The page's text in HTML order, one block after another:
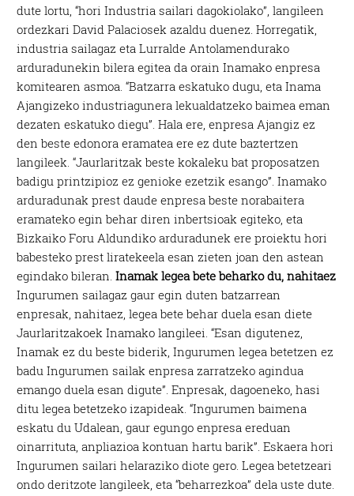
dute lortu, “hori Industria sailari dagokiolako”, langileen
ordezkari David Palaciosek azaldu duenez. Horregatik,
industria sailagaz eta Lurralde Antolamendurako
arduradunekin bilera egitea da orain Inamako enpresa
komitearen asmoa. “Batzarra eskatuko dugu, eta Inama
Ajangizeko industriagunera lekualdatzeko baimea eman
dezaten eskatuko diegu”. Hala ere, enpresa Ajangiz ez
den beste edonora eramatea ere ez dute baztertzen
langileek. “Jaurlaritzak beste kokaleku bat proposatzen
badigu printzipioz ez genioke ezetzik esango”. Inamako
arduradunak prest daude enpresa beste norabaitera
eramateko egin behar diren inbertsioak egiteko, eta
Bizkaiko Foru Aldundiko arduradunek ere proiektu hori
babesteko prest liratekeela esan zieten joan den astean
egindako bileran.Inamak legea bete beharko du, nahitaez
Ingurumen sailagaz gaur egin duten batzarrean
enpresak, nahitaez, legea bete behar duela esan diete
Jaurlaritzakoek Inamako langileei. “Esan digutenez,
Inamak ez du beste biderik, Ingurumen legea betetzen ez
badu Ingurumen sailak enpresa zarratzeko agindua
emango duela esan digute”. Enpresak, dagoeneko, hasi
ditu legea betetzeko izapideak. “Ingurumen baimena
eskatu du Udalean, gaur egungo enpresa ereduan
oinarrituta, anpliazioa kontuan hartu barik”. Eskaera hori
Ingurumen sailari helaraziko diote gero. Legea betetzeari
ondo deritzote langileek, eta “beharrezkoa” dela uste dute.